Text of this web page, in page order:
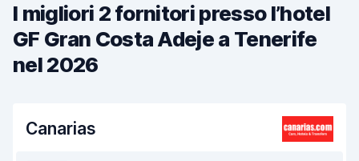
I migliori 2 fornitori presso l’hotel
GF Gran Costa Adeje a Tenerife
nel 2026
Canarias